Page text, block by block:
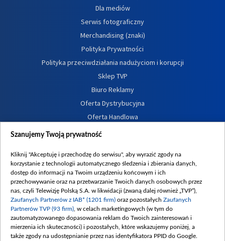
Dla mediów
Serwis fotograficzny
Merchandising (znaki)
Polityka Prywatności
Polityka przeciwdziałania nadużyciom i korupcji
Sklep TVP
Biuro Reklamy
Oferta Dystrybucyjna
Oferta Handlowa
Dostępność
Procedura zgłoszeń wewnętrznych
Szanujemy Twoją prywatność
Kliknij "Akceptuję i przechodzę do serwisu", aby wyrazić zgody na
korzystanie z technologii automatycznego śledzenia i zbierania danych,
dostęp do informacji na Twoim urządzeniu końcowym i ich
przechowywanie oraz na przetwarzanie Twoich danych osobowych przez
nas, czyli Telewizję Polską S.A. w likwidacji (zwaną dalej również „TVP”),
Zaufanych Partnerów z IAB* (1201 firm) oraz pozostałych Zaufanych
Partnerów TVP (93 firm) , w celach marketingowych (w tym do
zautomatyzowanego dopasowania reklam do Twoich zainteresowań i
mierzenia ich skuteczności) i pozostałych, które wskazujemy poniżej, a
także zgody na udostępnianie przez nas identyfikatora PPID do Google.